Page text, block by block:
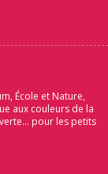
École et Nature,
aux couleurs de la
pour les petits